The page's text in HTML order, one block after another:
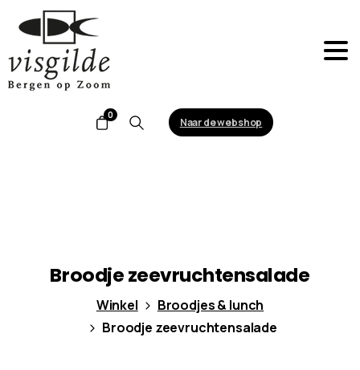
0
Search
Naar de webshop
Broodjezeevruchtensalade
Winkel
Broodjes & lunch
Broodje zeevruchtensalade